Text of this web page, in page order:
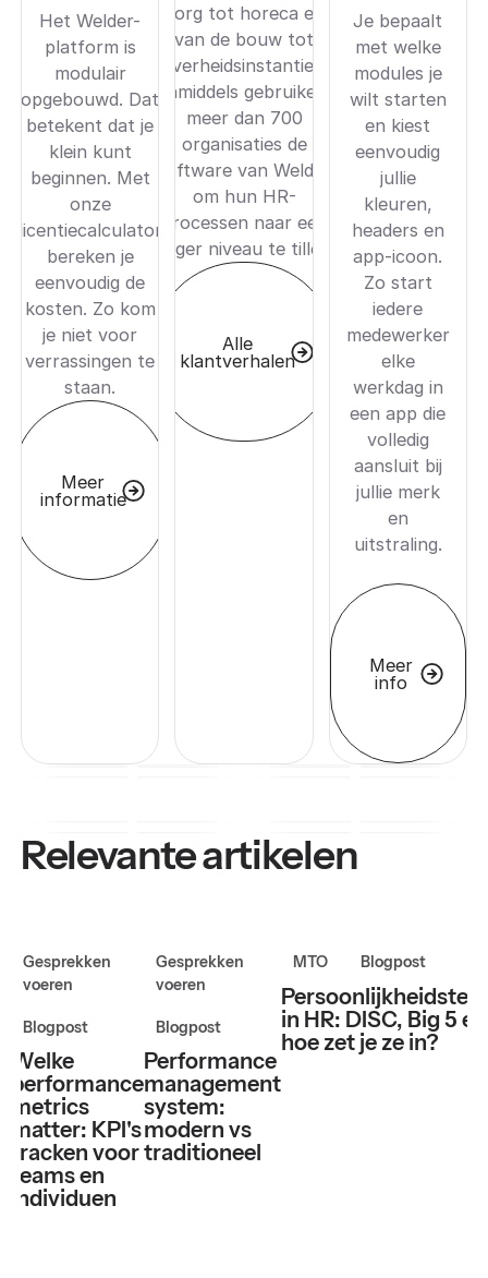
Het Welder-
platform is
modulair
opgebouwd. Dat
betekent dat je
klein kunt
beginnen. Met
onze
licentiecalculator
bereken je
eenvoudig de
kosten. Zo kom
je niet voor
verrassingen te
staan.
Meer
informatie
zorg tot horeca en
van de bouw tot
overheidsinstanties.
Inmiddels gebruiken
meer dan 700
organisaties de
software van Welder
om hun HR-
processen naar een
hoger niveau te tillen.
Alle
klantverhalen
Je bepaalt
met welke
modules je
wilt starten
en kiest
eenvoudig
jullie
kleuren,
headers en
app-icoon.
Zo start
iedere
medewerker
elke
werkdag in
een app die
volledig
aansluit bij
jullie merk
en
uitstraling.
Meer
info
Relevante artikelen
Gesprekken
voeren
Blogpost
Welke
performance
metrics
matter: KPI's
tracken voor
teams en
individuen
Gesprekken
voeren
Blogpost
Performance
management
system:
modern vs
traditioneel
MTO Blogpost
in HR: DISC, Big 5 en
hoe zet je ze in?